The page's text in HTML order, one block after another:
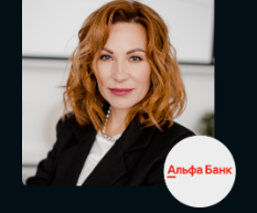
СТОИМОСТЬ
УЧАСТИЯ